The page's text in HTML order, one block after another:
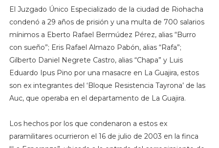
El Juzgado Único Especializado de la ciudad de Riohacha
condenó a 29 años de prisión y una multa de 700 salarios
mínimos a Eberto Rafael Bermúdez Pérez, alias “Burro
con sueño”; Eris Rafael Almazo Pabón, alias “Rafa”;
Gilberto Daniel Negrete Castro, alias “Chapa” y Luis
Eduardo Ipus Pino por una masacre en La Guajira, estos
son ex integrantes del ‘Bloque Resistencia Tayrona’ de las
Auc, que operaba en el departamento de La Guajira.
Los hechos por los que condenaron a estos ex
paramilitares ocurrieron el 16 de julio de 2003 en la finca